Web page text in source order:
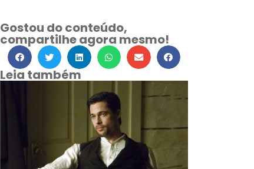
Gostou do conteúdo,
compartilhe agora mesmo!
Leia também